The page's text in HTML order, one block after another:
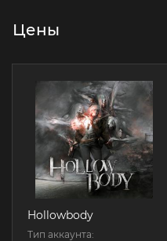
Цены
Hollowbody
Тип аккаунта: